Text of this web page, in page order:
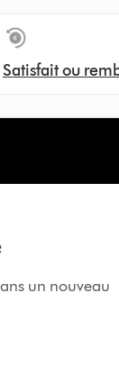
Satisfait ou
un nouveau